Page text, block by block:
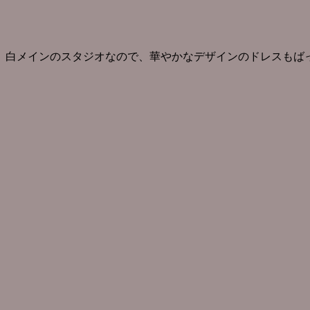
白メインのスタジオなので、華やかなデザインのドレスもば